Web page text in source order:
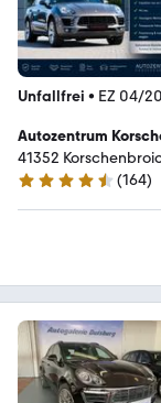
Unfallfrei • EZ 04/
Autozentrum
41352
4.7 Sterne
(164)